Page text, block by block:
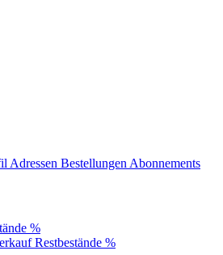
Adressen Bestellungen Abonnements
%
Restbestände %